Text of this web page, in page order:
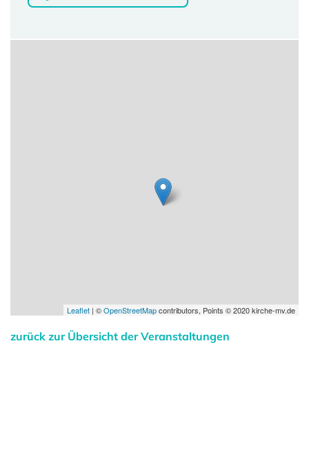
Leaflet | ©OpenStreetMapcontributors, Points © 2020 kirche-mv.de
zurück zur Übersicht der Veranstaltungen